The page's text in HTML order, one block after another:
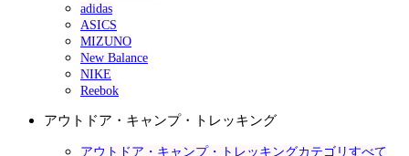
adidas
ASICS
MIZUNO
New Balance
NIKE
Reebok
アウトドア・キャンプ・トレッキング
アウトドア・キャンプ・トレッキングカテゴリすべて